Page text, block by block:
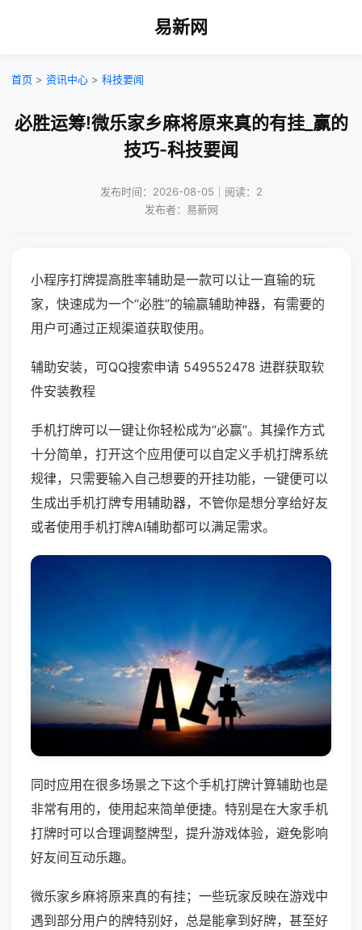
易新网
首页 > 资讯中心 > 科技要闻
必胜运筹!微乐家乡麻将原来真的有挂_赢的
技巧-科技要闻
发布时间：2026-08-05｜阅读：2
发布者：易新网
小程序打牌提高胜率辅助是一款可以让一直输的玩
家，快速成为一个“必胜”的输赢辅助神器，有需要的
用户可通过正规渠道获取使用。
辅助安装，可QQ搜索申请 549552478 进群获取软
件安装教程
手机打牌可以一键让你轻松成为“必赢”。其操作方式
十分简单，打开这个应用便可以自定义手机打牌系统
规律，只需要输入自己想要的开挂功能，一键便可以
生成出手机打牌专用辅助器，不管你是想分享给好友
或者使用手机打牌AI辅助都可以满足需求。
同时应用在很多场景之下这个手机打牌计算辅助也是
非常有用的，使用起来简单便捷。特别是在大家手机
打牌时可以合理调整牌型，提升游戏体验，避免影响
好友间互动乐趣。
微乐家乡麻将原来真的有挂；一些玩家反映在游戏中
遇到部分用户的牌特别好，总是能拿到好牌，甚至好